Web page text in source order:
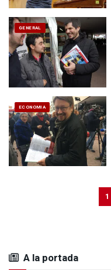
GENERAL
ECONOMIA
1
A la portada